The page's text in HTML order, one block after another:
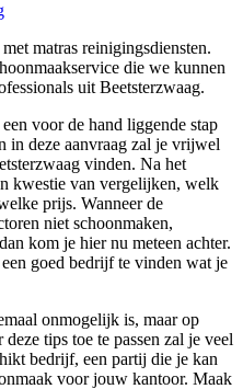
matras reinigingsdiensten.
die we kunnen
uit Beetsterzwaag.
voor de hand liggende stap
in deze aanvraag zal je vrijwel
vinden. Na het
kwestie van vergelijken, welk
prijs. Wanneer de
niet schoonmaken,
kom je hier nu meteen achter.
goed bedrijf te vinden wat je
onmogelijk is, maar op
tips toe te passen zal je veel
bedrijf, een partij die je kan
voor jouw kantoor. Maak